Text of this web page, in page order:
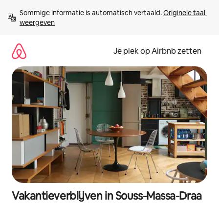
direct
naar
Sommige informatie is automatisch vertaald. Originele taal
weergeven
Je plek op Airbnb zetten
Vakantieverblijven in Souss-Massa-Draa